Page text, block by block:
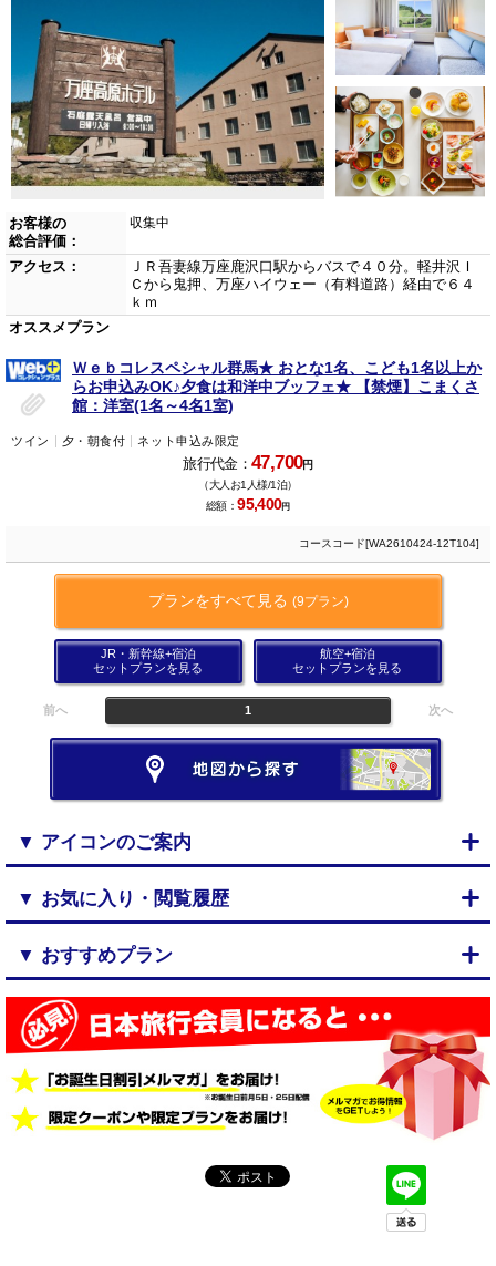
お客様の
総合評価：
収集中
アクセス：
ＪＲ吾妻線万座鹿沢口駅からバスで４０分。軽井沢Ｉ
Ｃから鬼押、万座ハイウェー（有料道路）経由で６４
ｋｍ
オススメプラン
Ｗｅｂコレスペシャル群馬★ おとな1名、こども1名以上か
らお申込みOK♪夕食は和洋中ブッフェ★ 【禁煙】こまくさ
館：洋室(1名～4名1室)
ツイン 夕・朝食付 ネット申込み限定
旅行代金：47,700円
（大人お1人様/1泊）
総額：95,400円
コースコード[WA2610424-12T104]
プランをすべて見る (9プラン)
JR・新幹線+宿泊
セットプランを見る
航空+宿泊
セットプランを見る
前へ 1 次へ
▼ アイコンのご案内
▼ お気に入り・閲覧履歴
▼ おすすめプラン